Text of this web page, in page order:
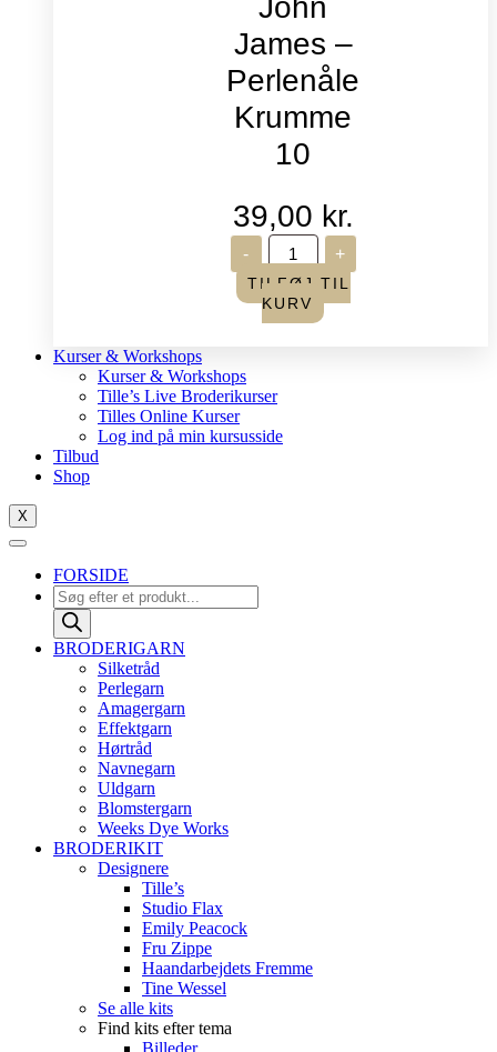
John
James –
Perlenåle
Krumme
10
39,00 kr.
-
John
James
-
Perlenåle
Krumme
+
TILFØJ TIL
KURV
Kurser & Workshops
Kurser & Workshops
Tille’s Live Broderikurser
Tilles Online Kurser
Log ind på min kursusside
Tilbud
Shop
X
FORSIDE
Products
search
BRODERIGARN
Silketråd
Perlegarn
Amagergarn
Effektgarn
Hørtråd
Navnegarn
Uldgarn
Blomstergarn
Weeks Dye Works
BRODERIKIT
Designere
Tille’s
Studio Flax
Emily Peacock
Fru Zippe
Haandarbejdets Fremme
Tine Wessel
Se alle kits
Find kits efter tema